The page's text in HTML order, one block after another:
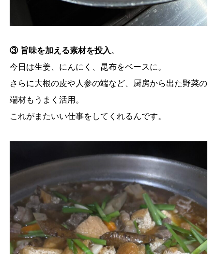
③ 旨味を加える素材を投入。
今日は生姜、にんにく、昆布をベースに。
さらに大根の皮や人参の端など、厨房から出た野菜の
端材もうまく活用。
これがまたいい仕事をしてくれるんです。